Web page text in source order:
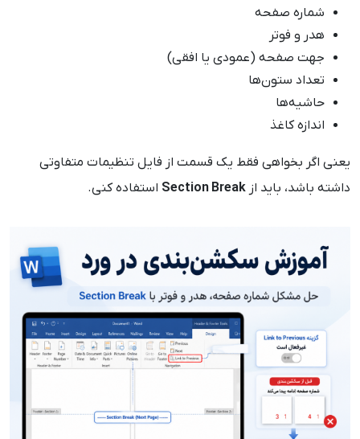
شماره صفحه
هدر و فوتر
جهت صفحه (عمودی یا افقی)
تعداد ستون‌ها
حاشیه‌ها
اندازه کاغذ
یعنی اگر بخواهی فقط یک قسمت از فایل تنظیمات متفاوتی
داشته باشد، باید از Section Break استفاده کنی.